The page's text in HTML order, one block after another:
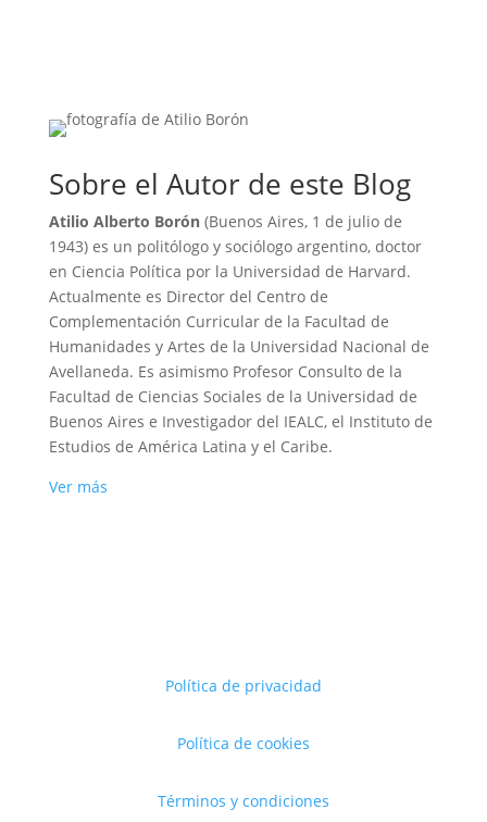
Sobre el Autor de este Blog
Atilio Alberto Borón(Buenos Aires, 1 de julio de
1943) es un politólogo y sociólogo argentino, doctor
en Ciencia Política por la Universidad de Harvard.
Actualmente es Director del Centro de
Complementación Curricular de la Facultad de
Humanidades y Artes de la Universidad Nacional de
Avellaneda. Es asimismo Profesor Consulto de la
Facultad de Ciencias Sociales de la Universidad de
Buenos Aires e Investigador del IEALC, el Instituto de
Estudios de América Latina y el Caribe.
Ver más
Política de privacidad
Política de cookies
Términos y condiciones